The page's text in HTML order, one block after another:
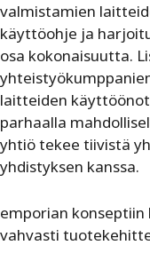
valmistamien
käyttöohje ja
osa kokonaisuutta.
laitteiden
parhaalla
yhtiö tekee tiivistä
yhdistyksen kanssa.
emporian
vahvasti